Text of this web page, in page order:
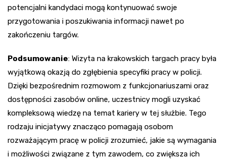
potencjalni kandydaci mogą kontynuować swoje
przygotowania i poszukiwania informacji nawet po
zakończeniu targów.
Podsumowanie: Wizyta na krakowskich targach pracy była
wyjątkową okazją do zgłębienia specyfiki pracy w policji.
Dzięki bezpośrednim rozmowom z funkcjonariuszami oraz
dostępności zasobów online, uczestnicy mogli uzyskać
kompleksową wiedzę na temat kariery w tej służbie. Tego
rodzaju inicjatywy znacząco pomagają osobom
rozważającym pracę w policji zrozumieć, jakie są wymagania
i możliwości związane z tym zawodem, co zwiększa ich